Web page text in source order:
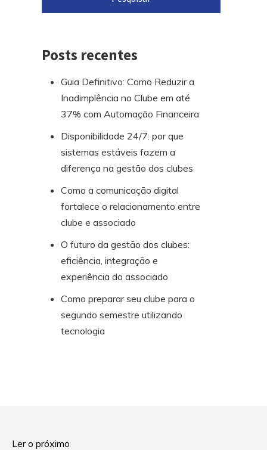
Posts recentes
Guia Definitivo: Como Reduzir a
Inadimplência no Clube em até
37% com Automação Financeira
Disponibilidade 24/7: por que
sistemas estáveis fazem a
diferença na gestão dos clubes
Como a comunicação digital
fortalece o relacionamento entre
clube e associado
O futuro da gestão dos clubes:
eficiência, integração e
experiência do associado
Como preparar seu clube para o
segundo semestre utilizando
tecnologia
Ler o próximo